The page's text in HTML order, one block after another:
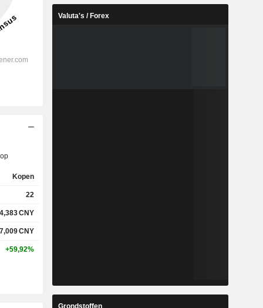
6,18%
11,91%
-
Kopen
22
4,383CNY
7,009CNY
+59,92%
Valuta's / Forex
Grondstoffen